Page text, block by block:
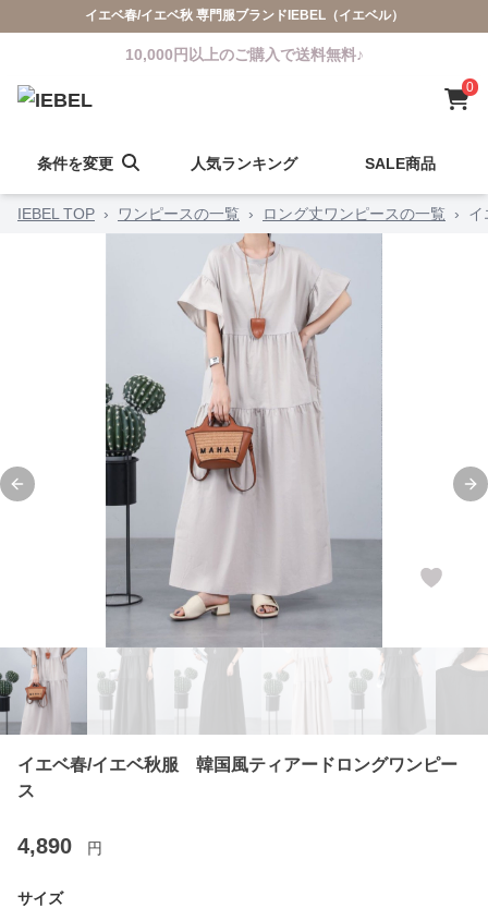
イエベ春/イエベ秋 専門服ブランドIEBEL（イエベル）
10,000円以上のご購入で送料無料♪
0
条件を変更 人気ランキング SALE商品
IEBEL TOP › ワンピースの一覧 › ロング丈ワンピースの一覧 › イ
Previous slide
イエベ春/イエベ秋服 韓国風ティアードロングワンピー
ス
4,890 円
サイズ